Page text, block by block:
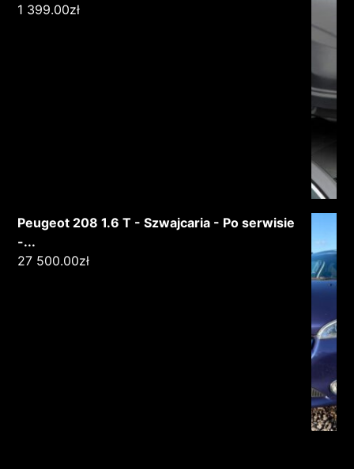
1 399.00zł
Peugeot 208 1.6 T - Szwajcaria - Po serwisie
-...
27 500.00zł